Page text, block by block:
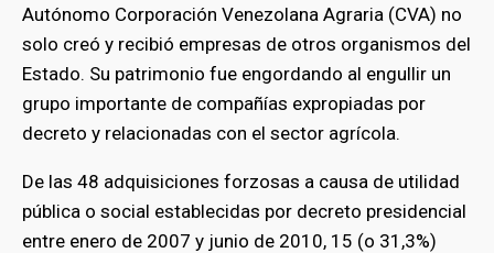
Autónomo Corporación Venezolana Agraria (CVA) no
solo creó y recibió empresas de otros organismos del
Estado. Su patrimonio fue engordando al engullir un
grupo importante de compañías expropiadas por
decreto y relacionadas con el sector agrícola.
De las 48 adquisiciones forzosas a causa de utilidad
pública o social establecidas por decreto presidencial
entre enero de 2007 y junio de 2010, 15 (o 31,3%)